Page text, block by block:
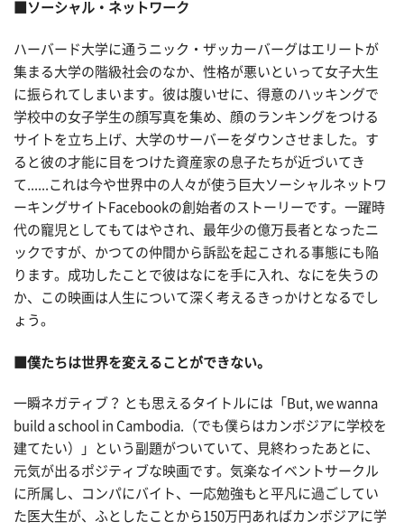
■ソーシャル・ネットワーク
ハーバード大学に通うニック・ザッカーバーグはエリートが
集まる大学の階級社会のなか、性格が悪いといって女子大生
に振られてしまいます。彼は腹いせに、得意のハッキングで
学校中の女子学生の顔写真を集め、顔のランキングをつける
サイトを立ち上げ、大学のサーバーをダウンさせました。す
ると彼の才能に目をつけた資産家の息子たちが近づいてき
て......これは今や世界中の人々が使う巨大ソーシャルネットワ
ーキングサイトFacebookの創始者のストーリーです。一躍時
代の寵児としてもてはやされ、最年少の億万長者となったニ
ックですが、かつての仲間から訴訟を起こされる事態にも陥
ります。成功したことで彼はなにを手に入れ、なにを失うの
か、この映画は人生について深く考えるきっかけとなるでし
ょう。
■僕たちは世界を変えることができない。
一瞬ネガティブ？ とも思えるタイトルには「But, we wanna
build a school in Cambodia.（でも僕らはカンボジアに学校を
建てたい）」という副題がついていて、見終わったあとに、
元気が出るポジティブな映画です。気楽なイベントサークル
に所属し、コンパにバイト、一応勉強もと平凡に過ごしてい
た医大生が、ふとしたことから150万円あればカンボジアに学